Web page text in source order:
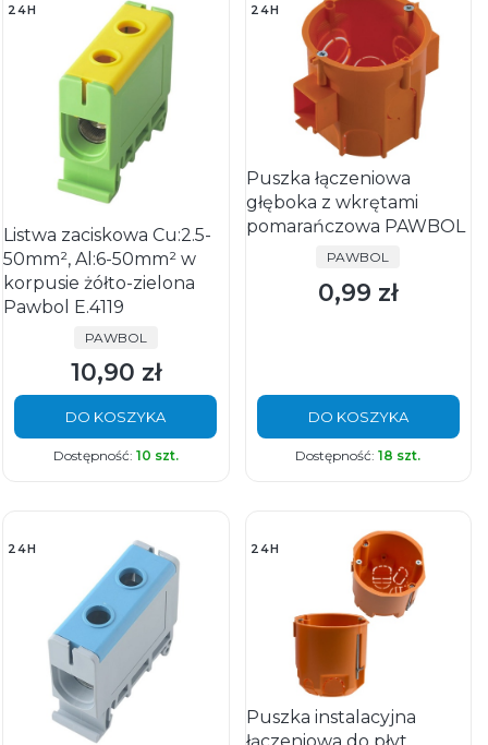
24H
Listwa zaciskowa Cu:2.5-
50mm², Al:6-50mm² w
korpusie żółto-zielona
Pawbol E.4119
PRODUCENT
PAWBOL
Cena
10,90 zł
DO KOSZYKA
Dostępność: 10 szt.
24H
Puszka łączeniowa
głęboka z wkrętami
pomarańczowa PAWBOL
PRODUCENT
PAWBOL
Cena
0,99 zł
DO KOSZYKA
Dostępność:18 szt.
24H 24H
Puszka instalacyjna